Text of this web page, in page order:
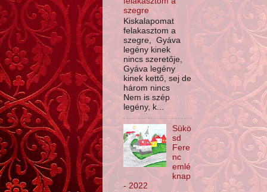
szegre
Kiskalapomat
felakasztom a
szegre, Gyáva
legény kinek
nincs szeretője,
Gyáva legény
kinek kettő, sej de
három nincs
Nem is szép
legény, k...
Sükö
sd
Fere
nc
emlé
knap
- 2022